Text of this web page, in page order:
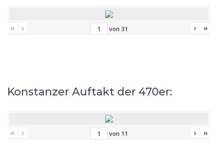
« ‹ von 31 › »
Konstanzer Auftakt der 470er:
« ‹ von 11 › »